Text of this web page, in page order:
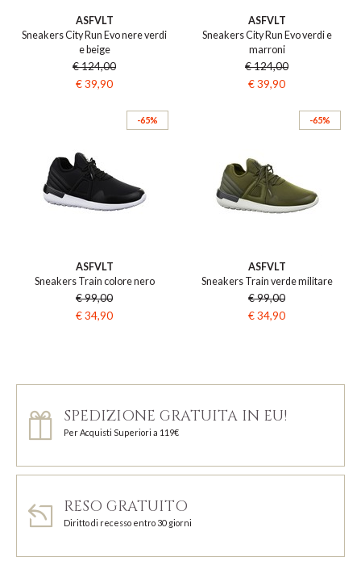
ASFVLT
Sneakers City Run Evo nere verdi
e beige
€ 124,00
€ 39,90
ASFVLT
Sneakers City Run Evo verdi e
marroni
€ 124,00
€ 39,90
-65%
ASFVLT
Sneakers Train colore nero
€ 99,00
€ 34,90
-65%
ASFVLT
Sneakers Train verde militare
€ 99,00
€ 34,90
SPEDIZIONE GRATUITA IN EU!
Per Acquisti Superiori a 119€
RESO GRATUITO
Diritto di recesso entro 30 giorni